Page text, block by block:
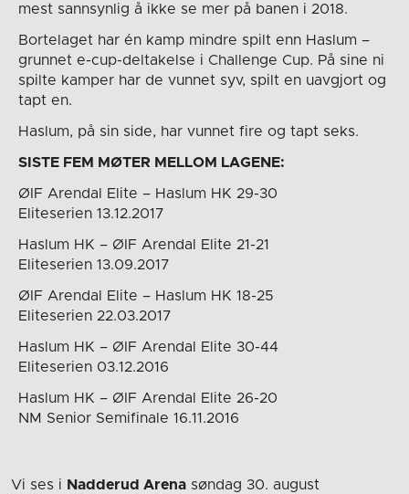
mest sannsynlig å ikke se mer på banen i 2018.
Bortelaget har én kamp mindre spilt enn Haslum –
grunnet e-cup-deltakelse i Challenge Cup. På sine ni
spilte kamper har de vunnet syv, spilt en uavgjort og
tapt en.
Haslum, på sin side, har vunnet fire og tapt seks.
SISTE FEM MØTER MELLOM LAGENE:
ØIF Arendal Elite – Haslum HK 29-30
Eliteserien 13.12.2017
Haslum HK – ØIF Arendal Elite 21-21
Eliteserien 13.09.2017
ØIF Arendal Elite – Haslum HK 18-25
Eliteserien 22.03.2017
Haslum HK – ØIF Arendal Elite 30-44
Eliteserien 03.12.2016
Haslum HK – ØIF Arendal Elite 26-20
NM Senior Semifinale 16.11.2016
Vi ses i Nadderud Arena søndag 30. august